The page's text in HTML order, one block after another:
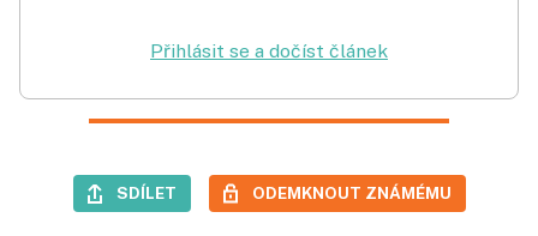
Přihlásit se a dočíst článek
SDÍLET ODEMKNOUT ZNÁMÉMU